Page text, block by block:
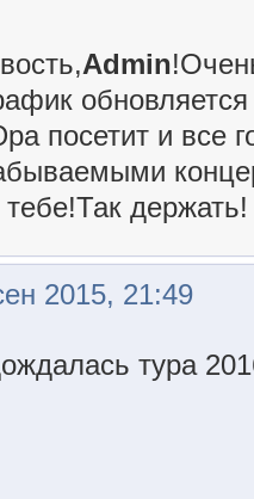
Admin
посетит и все
тебе!Так
2015, 21:49
тура